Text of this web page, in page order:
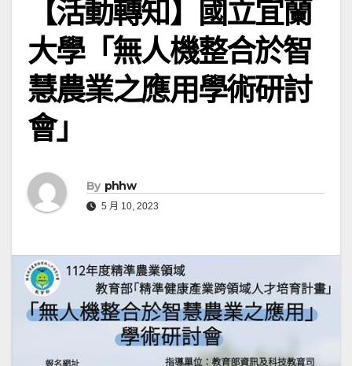
【活動轉知】國立宜蘭
大學「無人機整合於智
慧農業之應用學術研討
會」
By phhw
5 月 10, 2023